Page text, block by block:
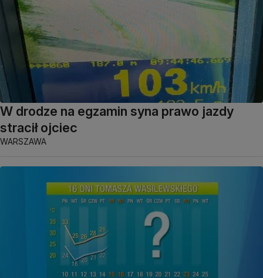
W drodze na egzamin syna prawo jazdy
stracił ojciec
WARSZAWA